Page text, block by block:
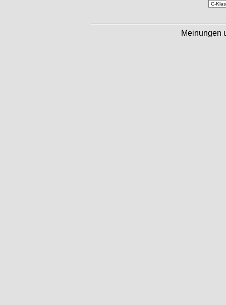
Meinungen